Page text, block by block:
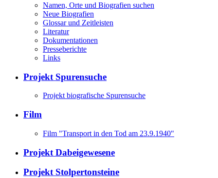
Namen, Orte und Biografien suchen
Neue Biografien
Glossar und Zeitleisten
Literatur
Dokumentationen
Presseberichte
Links
Projekt Spurensuche
Projekt biografische Spurensuche
Film
Film "Transport in den Tod am 23.9.1940"
Projekt Dabeigewesene
Projekt Stolpertonsteine